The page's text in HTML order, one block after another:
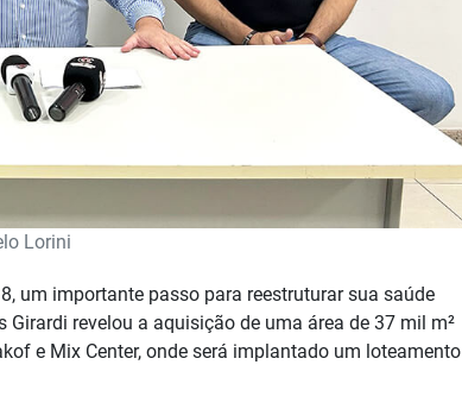
Lorini
um importante passo para reestruturar sua saúde
revelou a aquisição de uma área de 37 mil m²
e Mix Center, onde será implantado um loteamento